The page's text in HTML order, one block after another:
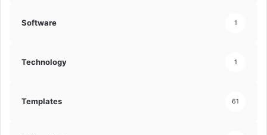
Software 1
Technology 1
Templates 61